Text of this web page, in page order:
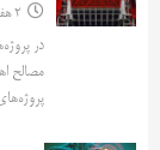
2 هفته پیش
در
مصالح